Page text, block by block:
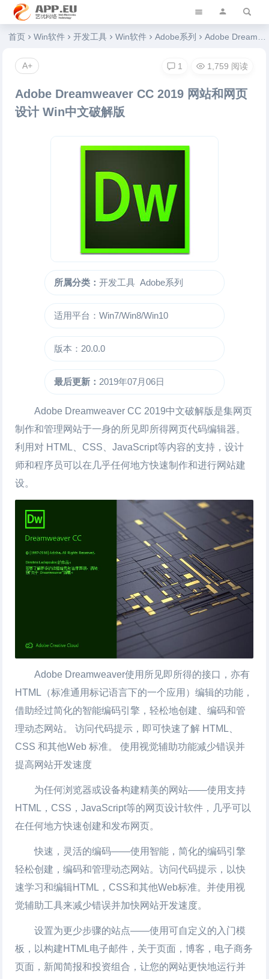
艺优软件乐园
首页 Win软件 开发工具 Win软件 Adobe系列 Adobe Dreamweaver CC 2019 网站和网页设计 Win中文破解版
Adobe Dreamweaver CC 2019 网站和网页
设计 Win中文破解版
所属分类： 开发工具 Adobe系列
适用平台：Win7/Win8/Win10
版本：20.0.0
最后更新： 2019年07月06日
Adobe Dreamweaver CC 2019中文破解版是集网页
制作和管理网站于一身的所见即所得网页代码编辑器。
利用对 HTML、CSS、JavaScript等内容的支持，设计
师和程序员可以在几乎任何地方快速制作和进行网站建
设。
Adobe Dreamweaver使用所见即所得的接口，亦有
HTML（标准通用标记语言下的一个应用）编辑的功能，
借助经过简化的智能编码引擎，轻松地创建、编码和管
理动态网站。 访问代码提示，即可快速了解 HTML、
CSS 和其他Web 标准。 使用视觉辅助功能减少错误并
提高网站开发速度
为任何浏览器或设备构建精美的网站——使用支持
HTML，CSS，JavaScript等的网页设计软件，几乎可以
在任何地方快速创建和发布网页。
快速，灵活的编码——使用智能，简化的编码引擎
轻松创建，编码和管理动态网站。访问代码提示，以快
速学习和编辑HTML，CSS和其他Web标准。并使用视
觉辅助工具来减少错误并加快网站开发速度。
设置为更少步骤的站点——使用可自定义的入门模
板，以构建HTML电子邮件，关于页面，博客，电子商务
页面，新闻简报和投资组合，让您的网站更快地运行并
1 1,759 阅读
A+